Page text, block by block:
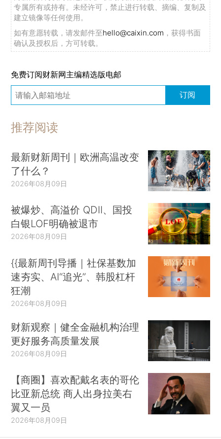
专属所有或持有。未经许可，禁止进行转载、摘编、复制及
建立镜像等任何使用。
如有意愿转载，请发邮件至hello@caixin.com ，获得书面
确认及授权后，方可转载。
免费订阅财新网主编精选版电邮
订阅
推荐阅读
最新财新周刊｜欧洲高温改变
了什么？
2026年08月09日
被爆炒、高溢价 QDII、国投
白银LOF明确被退市
2026年08月09日
{{最新周刊导播｜社保基数加
速夯实、AI“追光”、韩股杠杆
狂潮
2026年08月09日
财新观察｜健全金融机构治理
更好服务高质量发展
2026年08月09日
【商圈】喜欢配戴名表的哥伦
比亚新总统 商人出身拉美右
翼又一员
2026年08月09日